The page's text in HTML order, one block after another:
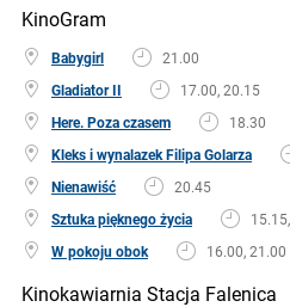
KinoGram
Babygirl
21.00
Gladiator II
17.00, 20.15
Here. Poza czasem
18.30
Kleks i wynalazek Filipa Golarza
Nienawiść
20.45
Sztuka pięknego życia
W pokoju obok
16.00, 21.00
Kinokawiarnia Stacja Falenica